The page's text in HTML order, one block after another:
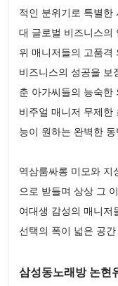
적인 분위기로 특별한
대 글로벌 비즈니스의
위 매니저들의 고품격
비즈니스의 성공을 보
춘 아가씨들의 능숙한
비주얼 매니저 무제한
능이 원하는 완벽한
역삼룸싸롱 미모와 지
으로 받들며 상상 그
여대생 감성의 매니저
선택의 폭이 넓은 공간
삼성동노래방 논현